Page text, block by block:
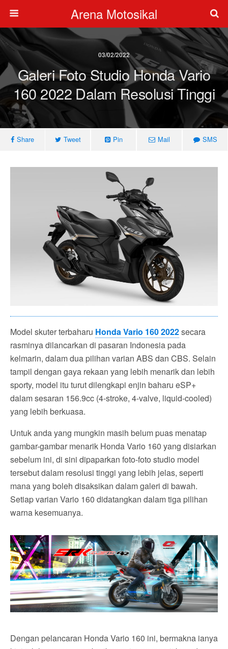
Arena Motosikal
03/02/2022
Galeri Foto Studio Honda Vario
160 2022 Dalam Resolusi Tinggi
Share Tweet Pin Mail SMS
Model skuter terbaharu Honda Vario 160 2022secara
rasminya dilancarkan di pasaran Indonesia pada
kelmarin, dalam dua pilihan varian ABS dan CBS. Selain
tampil dengan gaya rekaan yang lebih menarik dan lebih
sporty, model itu turut dilengkapi enjin baharu eSP+
dalam sesaran 156.9cc (4-stroke, 4-valve, liquid-cooled)
yang lebih berkuasa.
Untuk anda yang mungkin masih belum puas menatap
gambar-gambar menarik Honda Vario 160 yang disiarkan
sebelum ini, di sini dipaparkan foto-foto studio model
tersebut dalam resolusi tinggi yang lebih jelas, seperti
mana yang boleh disaksikan dalam galeri di bawah.
Setiap varian Vario 160 didatangkan dalam tiga pilihan
warna kesemuanya.
Dengan pelancaran Honda Vario 160 ini, bermakna ianya